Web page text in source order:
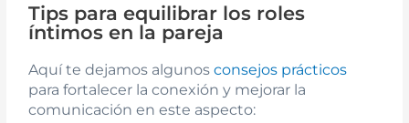
Tips para equilibrar los roles
íntimos en la pareja
Aquí te dejamos algunosconsejos prácticos
para fortalecer la conexión y mejorar la
comunicación en este aspecto: